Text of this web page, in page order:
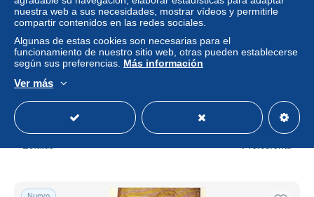
± 5,77 US$
nuestra web a sus necesidades, mostrar vídeos y permitirle
compartir contenidos en las redes sociales.
Algunas de estas cookies son necesarias para el
funcionamiento de nuestro sitio web, otras pueden establecerse
según sus preferencias. Más información
Ver más